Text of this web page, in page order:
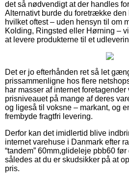
det så nødvendigt at der handles
Alternativt burde du foretrække
hvilket oftest – uden hensyn til om
Kolding, Ringsted eller Hørning –
at levere produkterne til et
Det er jo efterhånden ret så let
prissammenligne hos flere
har masser af internet
prisniveauet på mange af deres
og ligeså til voksne – markant, og
frembyde fragtfri levering.
Derfor kan det imidlertid blive
internet varehuse i Danmark efter
“tandem” 60mm,glideleje pbb60
således at du er skudsikker på at
pris.